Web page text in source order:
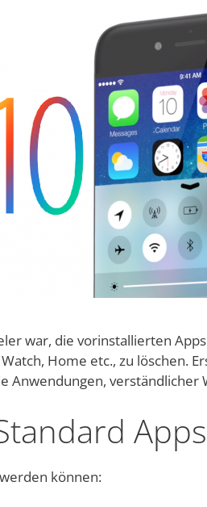
war, die vorinstallierten
Home etc., zu löschen.
Anwendungen, verständlicher
können: